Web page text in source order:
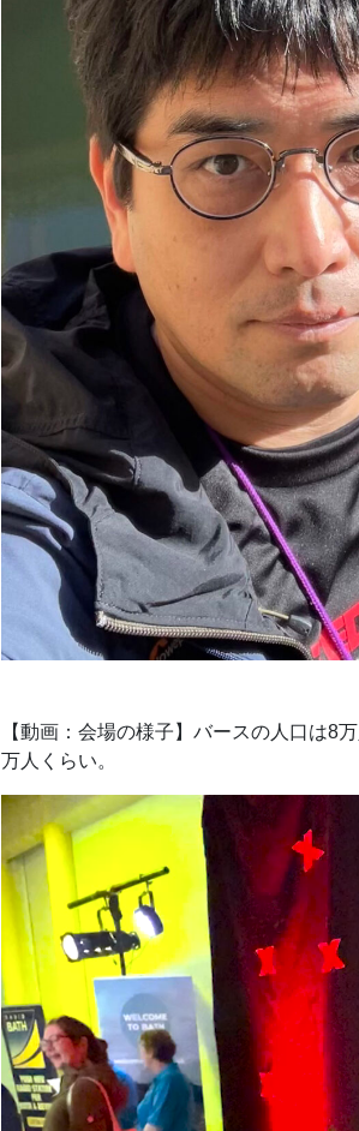
【動画：会場の様子】バースの人口は8
万人くらい。
動
画
プ
レ